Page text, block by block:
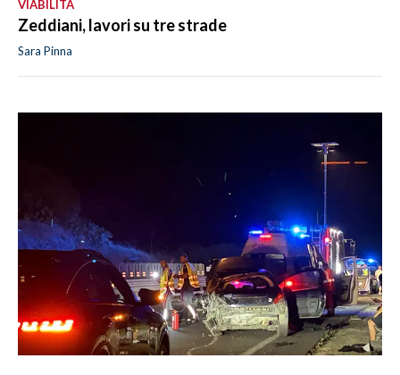
VIABILITÀ
Zeddiani, lavori su tre strade
Sara Pinna